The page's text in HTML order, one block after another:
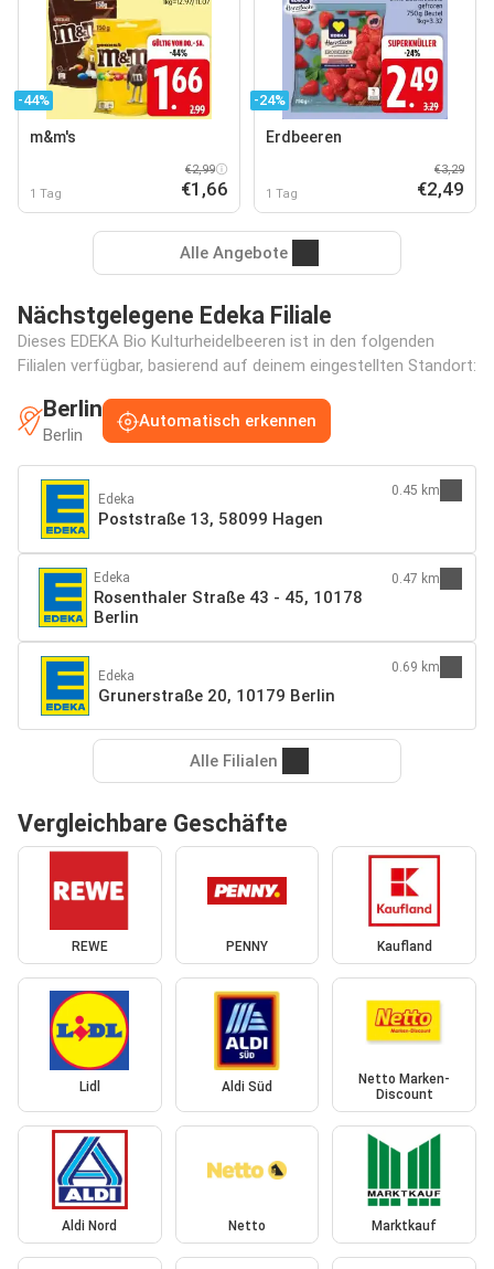
-44%
m&m's
1 Tag
€2,99
€1,66
-24%
Erdbeeren
1 Tag
€3,29
€2,49
Alle Angebote
Nächstgelegene Edeka Filiale
Dieses EDEKA Bio Kulturheidelbeeren ist in den folgenden
Filialen verfügbar, basierend auf deinem eingestellten Standort:
Berlin
Berlin
Automatisch erkennen
Edeka
Poststraße 13, 58099 Hagen
0.45 km
Edeka
Rosenthaler Straße 43 - 45, 10178
Berlin
0.47 km
Edeka
Grunerstraße 20, 10179 Berlin
0.69 km
Alle Filialen
Vergleichbare Geschäfte
REWE PENNY Kaufland
Lidl Aldi Süd
Netto Marken-
Discount
Aldi Nord Netto Marktkauf